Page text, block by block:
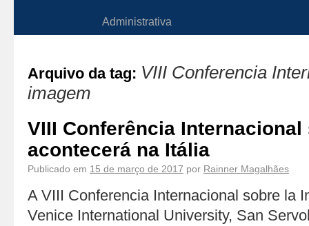
Administrativa
Arquivo da tag: VIII Conferencia
imagem
VIII Conferência Internacional
acontecerá na Itália
Publicado em 15 de março de 2017 por Rainner Magalhães
A VIII Conferencia Internacional sobre la
Venice International University, San